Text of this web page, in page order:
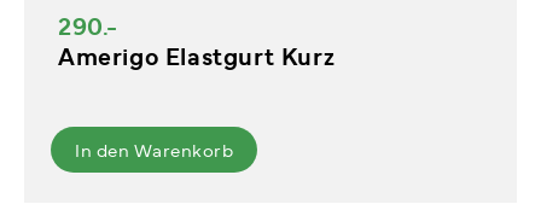
290.-
Amerigo Elastgurt Kurz
In den Warenkorb